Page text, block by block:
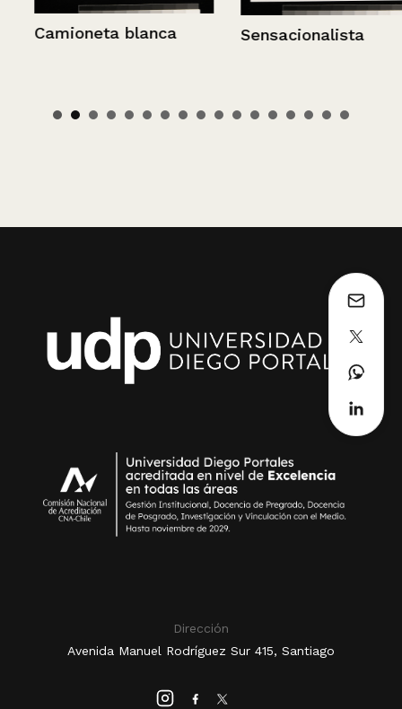
Camioneta blanca Sensacionalista
Dirección
Avenida Manuel Rodríguez Sur 415, Santiago